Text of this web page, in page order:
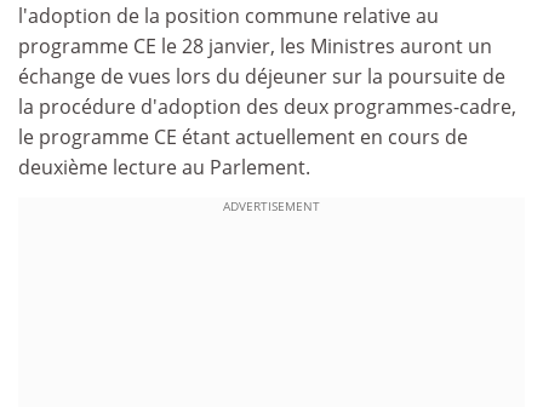
l'adoption de la position commune relative au
programme CE le 28 janvier, les Ministres auront un
échange de vues lors du déjeuner sur la poursuite de
la procédure d'adoption des deux programmes-cadre,
le programme CE étant actuellement en cours de
deuxième lecture au Parlement.
ADVERTISEMENT